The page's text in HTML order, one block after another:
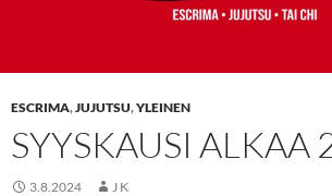
ESCRIMA,JUJUTSU,YLEINEN
SYYSKAUSI ALKAA
3.8.2024 J K